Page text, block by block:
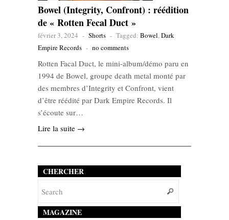
Bowel (Integrity, Confront) : réédition
de « Rotten Fecal Duct »
février 3, 2024 - Shorts - Tagged: Bowel,Dark
Empire Records - no comments
Rotten Facal Duct, le mini-album/démo paru en
1994 de Bowel, groupe death metal monté par
des membres d’Integrity et Confront, vient
d’être réédité par Dark Empire Records. Il
s’écoute sur…
Lire la suite →
CHERCHER
MAGAZINE